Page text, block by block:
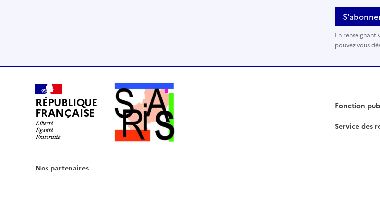
l
i
s
e
e
h
En
pouvez vous
RÉPUBLIQUE
FRANÇAISE Fonction
Service des
Nos partenaires